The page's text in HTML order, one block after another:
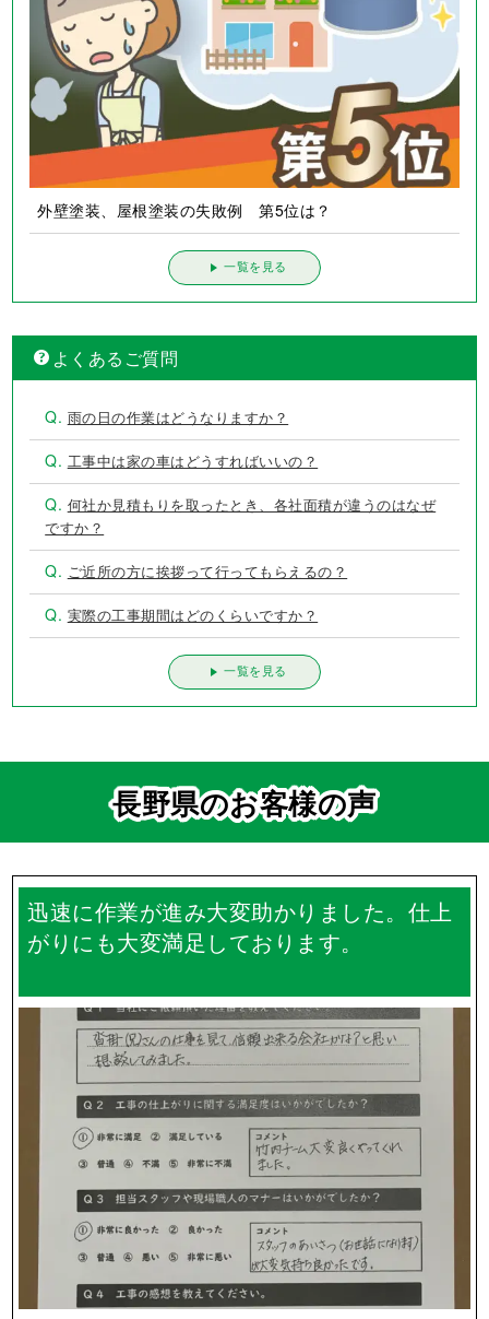
外壁塗装、屋根塗装の失敗例 第5位は？
一覧を見る
よくあるご質問
Q. 雨の日の作業はどうなりますか？
Q. 工事中は家の車はどうすればいいの？
Q. 何社か見積もりを取ったとき、各社面積が違うのはなぜ
ですか？
Q. ご近所の方に挨拶って行ってもらえるの？
Q. 実際の工事期間はどのくらいですか？
一覧を見る
長野県のお客様の声
迅速に作業が進み大変助かりました。仕上
がりにも大変満足しております。